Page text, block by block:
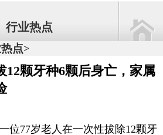
行业热点
点>
12颗牙种6颗后身亡，家属
77岁老人在一次性拔除12颗牙